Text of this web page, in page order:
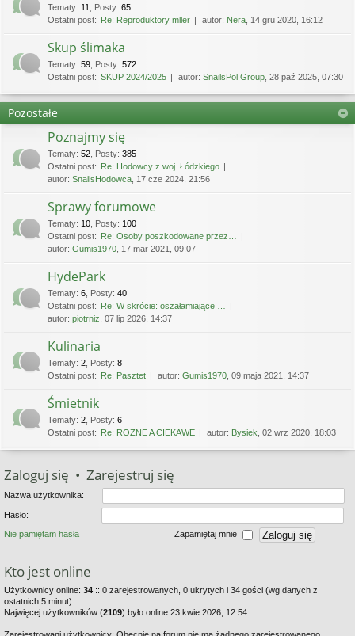
Tematy: 11 Posty: 65
Ostatni post: Re: Reproduktory mller autor: Nera , 14 gru 2020, 16:12
Skup ślimaka
Tematy: 59 Posty: 572
Ostatni post: SKUP 2024/2025 autor: SnailsPol Group , 28 paź 2025, 07:30
Pozostałe
Poznajmy się
Tematy: 52 Posty: 385
Ostatni post: Re: Hodowcy z woj. Łódzkiego
autor: SnailsHodowca , 17 cze 2024, 21:56
Sprawy forumowe
Tematy: 10 Posty: 100
Ostatni post: Re: Osoby poszkodowane przez…
autor: Gumis1970 , 17 mar 2021, 09:07
HydePark
Tematy: 6 Posty: 40
Ostatni post: Re: W skrócie: oszałamiające …
autor: piotrniz , 07 lip 2026, 14:37
Kulinaria
Tematy: 2 Posty: 8
Ostatni post: Re: Pasztet autor: Gumis1970 , 09 maja 2021, 14:37
Śmietnik
Tematy: 2 Posty: 6
Ostatni post: Re: RÓŻNE A CIEKAWE autor: Bysiek , 02 wrz 2020, 18:03
Zaloguj się • Zarejestruj się
Nazwa użytkownika:
Hasło:
Nie pamiętam hasła Zapamiętaj mnie
Kto jest online
Użytkownicy online: 34 :: 0 zarejestrowanych, 0 ukrytych i 34 gości (wg danych z
ostatnich 5 minut)
Najwięcej użytkowników (2109) było online 23 kwie 2026, 12:54